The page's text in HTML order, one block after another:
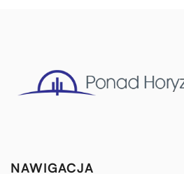
NAWIGACJA